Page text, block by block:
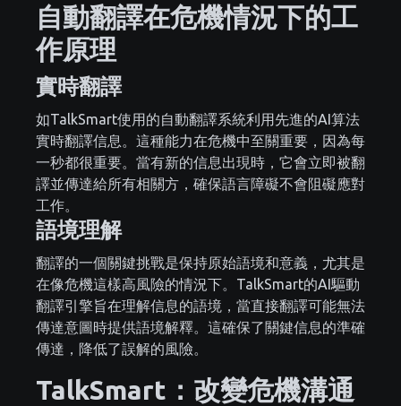
自動翻譯在危機情況下的工
作原理
實時翻譯
如TalkSmart使用的自動翻譯系統利用先進的AI算法
實時翻譯信息。這種能力在危機中至關重要，因為每
一秒都很重要。當有新的信息出現時，它會立即被翻
譯並傳達給所有相關方，確保語言障礙不會阻礙應對
工作。
語境理解
翻譯的一個關鍵挑戰是保持原始語境和意義，尤其是
在像危機這樣高風險的情況下。TalkSmart的AI驅動
翻譯引擎旨在理解信息的語境，當直接翻譯可能無法
傳達意圖時提供語境解釋。這確保了關鍵信息的準確
傳達，降低了誤解的風險。
TalkSmart：改變危機溝通